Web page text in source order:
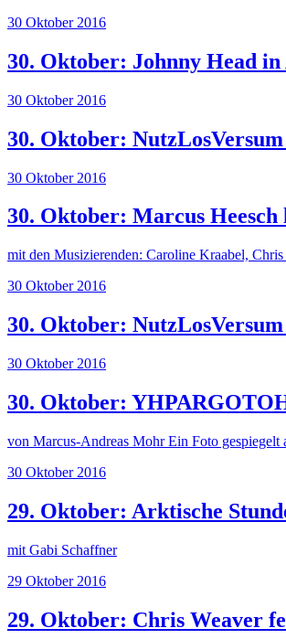
30 Oktober 2016
30. Oktober: Johnny Head
30 Oktober 2016
30. Oktober:
30 Oktober 2016
30. Oktober: Marcus
mit den Musizierenden: Caroline Kraabel,
30 Oktober 2016
30. Oktober:
30 Oktober 2016
30. Oktober:
von Marcus-Andreas Mohr Ein Foto gespiegelt
30 Oktober 2016
29. Oktober: Arktische
mit Gabi Schaffner
29 Oktober 2016
29. Oktober: Chris Weaver